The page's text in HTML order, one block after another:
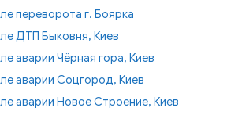
переворота г. Боярка
ДТП Быковня, Киев
аварии Чёрная гора, Киев
аварии Соцгород, Киев
аварии Новое Строение, Киев